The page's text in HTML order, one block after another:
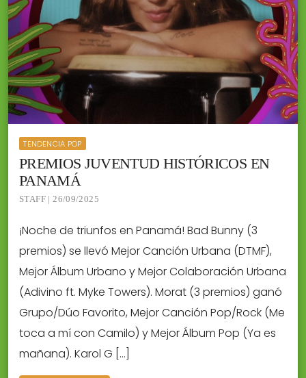
TENDENCIA POP
PREMIOS JUVENTUD HISTÓRICOS EN
PANAMÁ
STAFF | 26/09/2025
¡Noche de triunfos en Panamá! Bad Bunny (3
premios) se llevó Mejor Canción Urbana (DTMF),
Mejor Álbum Urbano y Mejor Colaboración Urbana
(Adivino ft. Myke Towers). Morat (3 premios) ganó
Grupo/Dúo Favorito, Mejor Canción Pop/Rock (Me
toca a mí con Camilo) y Mejor Álbum Pop (Ya es
mañana). Karol G […]